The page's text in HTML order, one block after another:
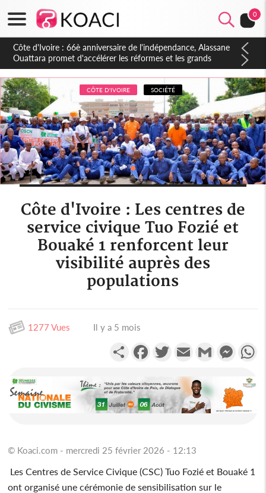
0
Côte d'Ivoire : À Abidjan, Amadou Oury Bah admire le modèle
ivoirien et veut s'en inspirer pour accélérer le développement
de la Guinée
CÔTE D'IVOIRE SOCIÉTÉ
Côte d'Ivoire : Les centres de
service civique Tuo Fozié et
Bouaké 1 renforcent leur
visibilité auprès des
populations
1277 Vues Il y a 5 mois
PartagerFacebookTwitterEmail Gmail
© Koaci.com - mercredi 25 février 2026 - 12:13
Les Centres de Service Civique (CSC) Tuo Fozié et Bouaké 1
ont organisé une cérémonie de sensibilisation sur le